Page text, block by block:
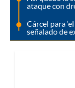
ataque con
Cárcel para
señalado de